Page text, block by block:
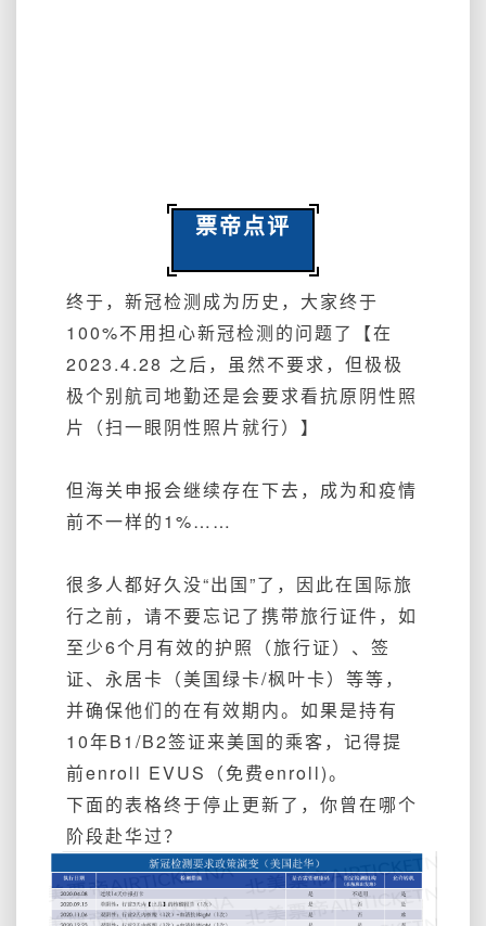
票帝点评
终于，新冠检测成为历史，大家终于
100%不用担心新冠检测的问题了【在
2023.4.28 之后，虽然不要求，但极极
极个别航司地勤还是会要求看抗原阴性照
片（扫一眼阴性照片就行）】
但海关申报会继续存在下去，成为和疫情
前不一样的1%……
很多人都好久没“出国”了，因此在国际旅
行之前，请不要忘记了携带旅行证件，如
至少6个月有效的护照（旅行证）、签
证、永居卡（美国绿卡/枫叶卡）等等，
并确保他们的在有效期内。如果是持有
10年B1/B2签证来美国的乘客，记得提
前enroll EVUS（免费enroll)。
下面的表格终于停止更新了，你曾在哪个
阶段赴华过？